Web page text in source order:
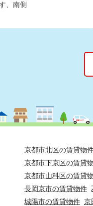
、南側
京都市北区の賃貸物
京都市下京区の賃貸
京都市山科区の賃貸
長岡京市の賃貸物件
城陽市の賃貸物件 京